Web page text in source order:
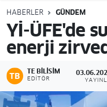
HABERLER GÜNDEM
Yİ-ÜFE'de
enerji
TE BILISIM
EDITÖR
Tüm Manşetler
Son Dakika